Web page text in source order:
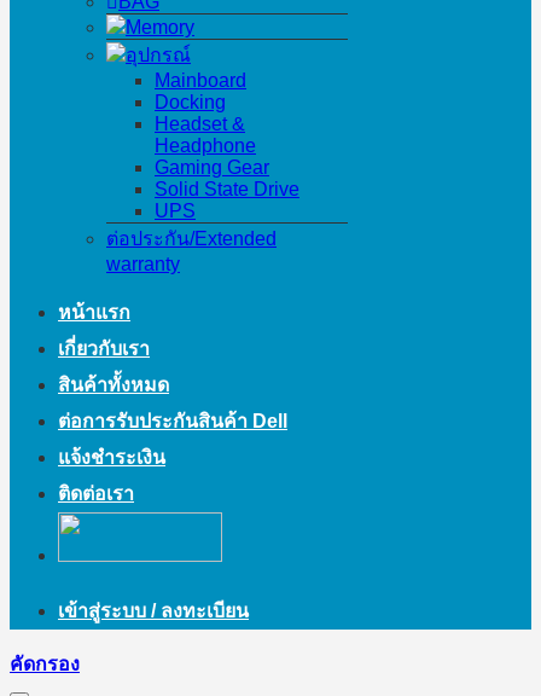
Memory
อุปกรณ์
Mainboard
Docking
Headset &
Headphone
Gaming Gear
Solid State Drive
UPS
ต่อประกัน/Extended
warranty
หน้าแรก
เกี่ยวกับเรา
สินค้าทั้งหมด
ต่อการรับประกันสินค้า Dell
แจ้งชำระเงิน
ติดต่อเรา
เข้าสู่ระบบ / ลงทะเบียน
คัดกรอง